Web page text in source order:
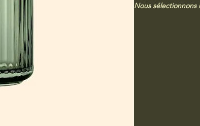
Nous sélectionnons